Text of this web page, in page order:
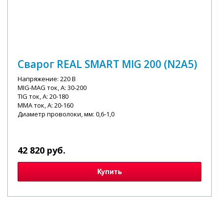
Сварог REAL SMART MIG 200 (N2A5)
Напряжение: 220 В
MIG-MAG ток, А: 30-200
TIG ток, А: 20-180
MMA ток, А: 20-160
Диаметр проволоки, мм: 0,6-1,0
42 820 руб.
Купить